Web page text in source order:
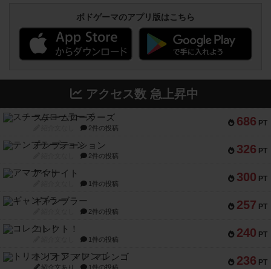
ボドゲーマのアプリ版はこちら
アクセス数 急上昇中
686 PT
スチームローラーズ
2件の投稿
326 PT
テンプテーション
2件の投稿
300 PT
アマナイト
1件の投稿
257 PT
ギャンブラー
2件の投稿
240 PT
コレクト！
1件の投稿
236 PT
トリオンフ ア マレンゴ
紹介文あり 1件の投稿